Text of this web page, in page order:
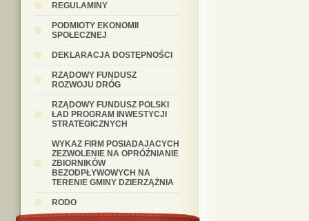
REGULAMINY
PODMIOTY EKONOMII
SPOŁECZNEJ
DEKLARACJA DOSTĘPNOŚCI
RZĄDOWY FUNDUSZ
ROZWOJU DRÓG
RZĄDOWY FUNDUSZ POLSKI
ŁAD PROGRAM INWESTYCJI
STRATEGICZNYCH
WYKAZ FIRM POSIADAJACYCH
ZEZWOLENIE NA OPRÓŹNIANIE
ZBIORNIKÓW
BEZODPŁYWOWYCH NA
TERENIE GMINY DZIERZĄŻNIA
RODO